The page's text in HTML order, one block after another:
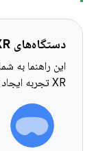
دستگاه‌های XR قابل اجرا
این راهنما به
XR تجربه ایجاد کنید.